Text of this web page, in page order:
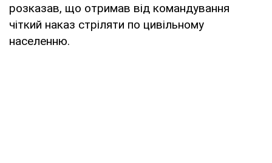
розказав, що отримав від командування
чіткий наказ стріляти по цивільному
населенню.